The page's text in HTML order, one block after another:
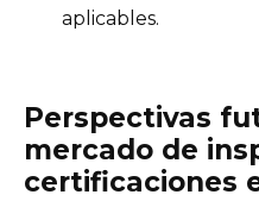
aplicables.
Perspectivas
mercado de
certificaciones